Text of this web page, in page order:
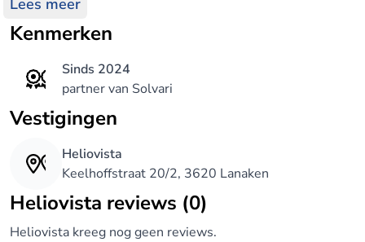
we uw huis of project kunnen laten voldoen aan de
standaarden van vandaag!
Lees meer
Kenmerken
Sinds 2024
partner van Solvari
Vestigingen
Heliovista
Keelhoffstraat 20/2, 3620 Lanaken
Heliovista reviews (0)
Heliovista kreeg nog geen reviews.